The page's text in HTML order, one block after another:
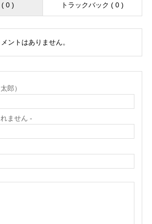
( 0 ) トラックバック ( 0 )
ントはありません。
郎）
されません -